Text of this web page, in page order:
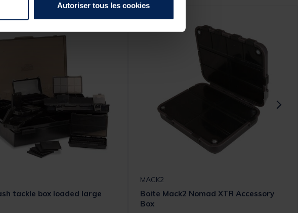
Autoriser tous les cookies
tackle box loaded large
MACK2
Boite Mack2 Nomad XTR Accessory
Box